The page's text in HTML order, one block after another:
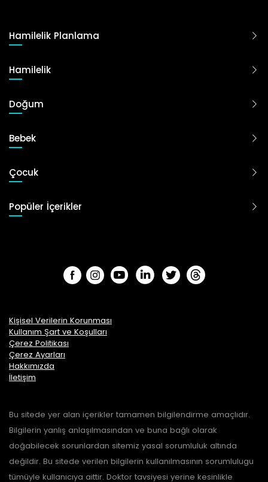
Hamilelik Planlama
Hamilelik
Doğum
Bebek
Çocuk
Popüler İçerikler
Kişisel Verilerin Korunması
Kullanım Şart ve Koşulları
Çerez Politikası
Çerez Ayarları
Hakkımızda
İletişim
Bu sitede yer alan içerikler tamamen bilgilendirme amaçlıdır.
Bilgilerin yanlış anlaşılmasından ve buna bağlı olarak
doğabilecek sorunlardan sitemiz yasal sorumluluk altında
değildir. Bu sitede verilen bilgilerin kullanılmasının sorumlulugu
tümüyle kullanıcıya aittir. Doktor tavsiyesi yerine kesinlikle